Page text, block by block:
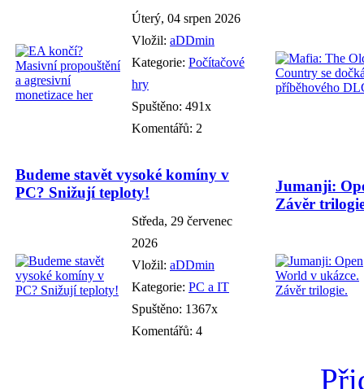
Úterý, 04 srpen 2026
Vložil: aDDmin
Kategorie: Počítačové
hry
Spuštěno: 491x
Komentářů: 2
Budeme stavět vysoké komíny v
PC? Snižují teploty!
Středa, 29 červenec
2026
Vložil: aDDmin
Kategorie: PC a IT
Spuštěno: 1367x
Komentářů: 4
Jumanji:
Závěr